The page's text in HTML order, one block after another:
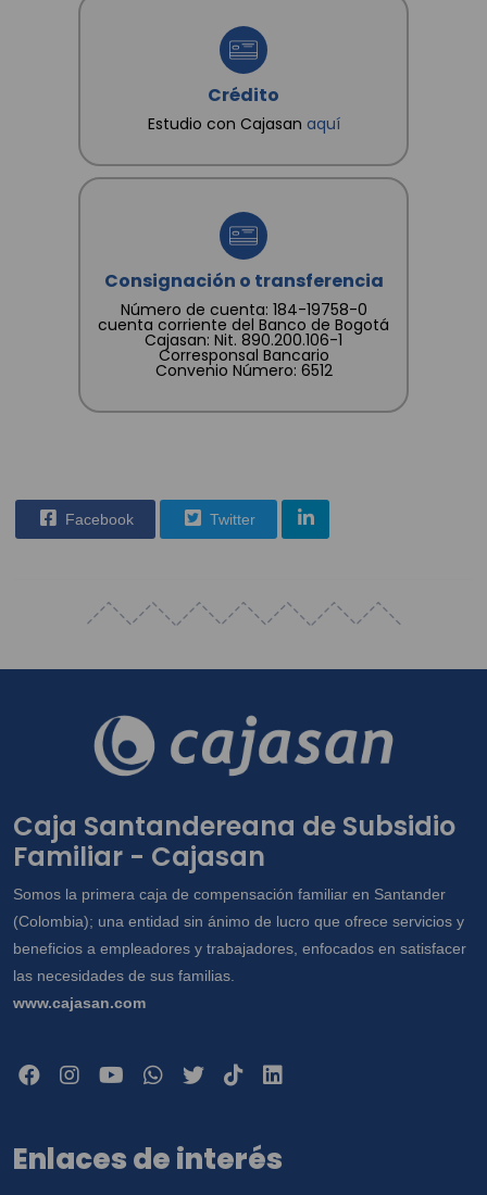
Crédito
Estudio con Cajasan aquí
Consignación o transferencia
Número de cuenta: 184-19758-0
cuenta corriente del Banco de Bogotá
Cajasan: Nit. 890.200.106-1
Corresponsal Bancario
Convenio Número: 6512
Facebook Twitter
Caja Santandereana de Subsidio
Familiar - Cajasan
Somos la primera caja de compensación familiar en Santander
(Colombia); una entidad sin ánimo de lucro que ofrece servicios y
beneficios a empleadores y trabajadores, enfocados en satisfacer
las necesidades de sus familias.
www.cajasan.com
Enlaces de interés